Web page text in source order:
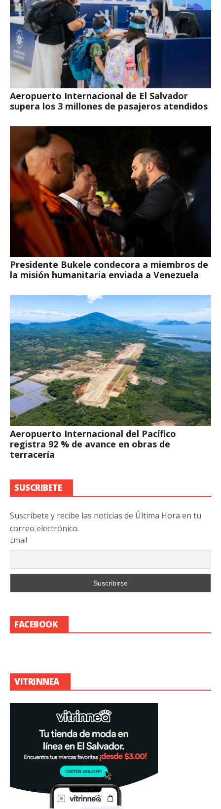
Aeropuerto Internacional de El Salvador
supera los 3 millones de pasajeros atendidos
Presidente Bukele condecora a miembros de
la misión humanitaria enviada a Venezuela
Aeropuerto Internacional del Pacífico
registra 92 % de avance en obras de
terracería
SUSCRIBETE
Suscribete y recibe las noticias de Última Hora en tu
correo electrónico.
Email
FACEBOOK
VITRINNEA